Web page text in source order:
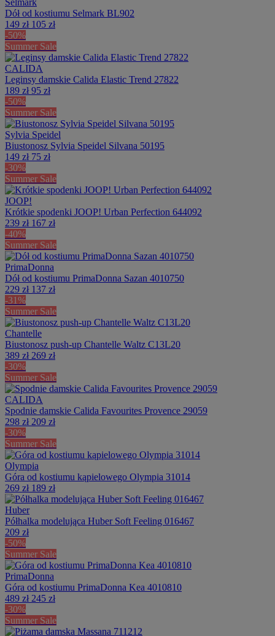
Dół od kostiumu Selmark BL902
149 zł 105 zł
-50%
Summer Sale
CALIDA
Leginsy damskie Calida Elastic Trend 27822
189 zł 95 zł
-50%
Summer Sale
Sylvia Speidel
Biustonosz Sylvia Speidel Silvana 50195
149 zł 75 zł
-30%
Summer Sale
JOOP!
Krótkie spodenki JOOP! Urban Perfection 644092
239 zł 167 zł
-40%
Summer Sale
PrimaDonna
Dół od kostiumu PrimaDonna Sazan 4010750
229 zł 137 zł
-31%
Summer Sale
Chantelle
Biustonosz push-up Chantelle Waltz C13L20
389 zł 269 zł
-30%
Summer Sale
CALIDA
Spodnie damskie Calida Favourites Provence 29059
298 zł 209 zł
-30%
Summer Sale
Olympia
Góra od kostiumu kąpielowego Olympia 31014
269 zł 189 zł
Huber
Półhalka modelująca Huber Soft Feeling 016467
209 zł
-50%
Summer Sale
PrimaDonna
Góra od kostiumu PrimaDonna Kea 4010810
489 zł 245 zł
-30%
Summer Sale